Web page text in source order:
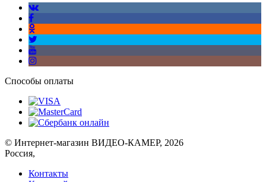
Способы оплаты
© Интернет-магазин ВИДЕО-КАМЕР, 2026
Россия,
Контакты